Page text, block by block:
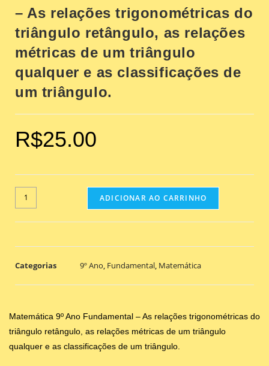
– As relações trigonométricas do
triângulo retângulo, as relações
métricas de um triângulo
qualquer e as classificações de
um triângulo.
R$25.00
ADICIONAR AO CARRINHO
Categorias 9º Ano, Fundamental, Matemática
Matemática 9º Ano Fundamental – As relações trigonométricas do
triângulo retângulo, as relações métricas de um triângulo
qualquer e as classificações de um triângulo.